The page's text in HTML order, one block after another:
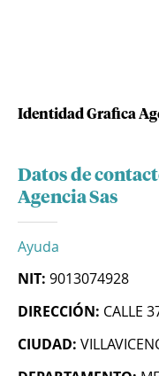
Identidad Grafica
Datos de
Agencia Sas
Ayuda
NIT: 9013074928
DIRECCIÓN: CALLE
CIUDAD: